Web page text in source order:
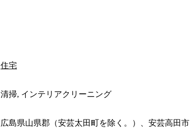
住宅
清掃, インテリアクリーニング
広島県山県郡（安芸太田町を除く。）、安芸高田市